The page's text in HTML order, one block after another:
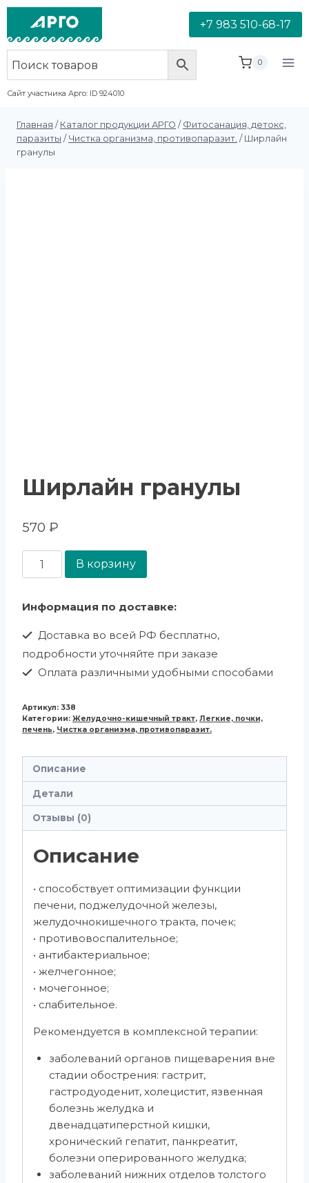
+7 983 510-68-17
Сайт участника Арго: ID 924010
0
Главная / Каталог продукции АРГО / Фитосанация, детокс,
паразиты / Чистка организма, противопаразит. / Ширлайн
гранулы
Ширлайн гранулы
570 ₽
В корзину
Информация по доставке:
Доставка во всей РФ бесплатно,
подробности уточняйте при заказе
Оплата различными удобными способами
Артикул: 338
Категории: Желудочно-кишечный тракт, Легкие, почки,
печень, Чистка организма, противопаразит.
Описание
Детали
Отзывы (0)
Описание
• способствует оптимизации функции
печени, поджелудочной железы,
желудочно­кишечного тракта, почек;
• противовоспалительное;
• антибактериальное;
• желчегонное;
• мочегонное;
• слабительное.
Рекомендуется в комплексной терапии:
заболеваний органов пищеварения вне
стадии обострения: гастрит,
гастродуоденит, холецистит, язвенная
болезнь желудка и
двенадцатиперстной кишки,
хронический гепатит, панкреатит,
болезни оперированного желудка;
заболеваний нижних отделов толстого